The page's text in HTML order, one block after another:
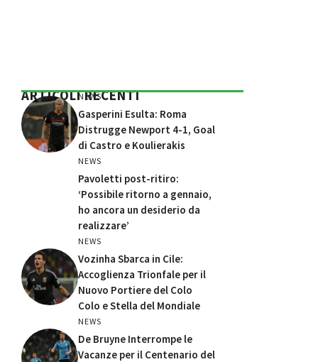
ARTICOLI RECENTI
NEWS
Gasperini Esulta: Roma
Distrugge Newport 4-1, Goal
di Castro e Koulierakis
NEWS
Pavoletti post-ritiro:
‘Possibile ritorno a gennaio,
ho ancora un desiderio da
realizzare’
NEWS
Vozinha Sbarca in Cile:
Accoglienza Trionfale per il
Nuovo Portiere del Colo
Colo e Stella del Mondiale
NEWS
De Bruyne Interrompe le
Vacanze per il Centenario del